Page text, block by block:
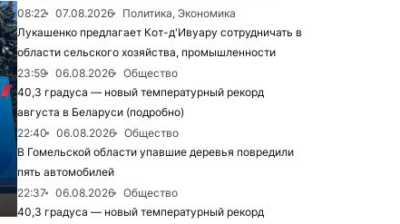
08:22
07.08.2026
Политика, Экономика
Лукашенко предлагает Кот-д'Ивуару сотрудничать в
области сельского хозяйства, промышленности
23:59
06.08.2026
Общество
40,3 градуса — новый температурный рекорд
августа в Беларуси (подробно)
22:40
06.08.2026
Общество
В Гомельской области упавшие деревья повредили
пять автомобилей
22:37
06.08.2026
Общество
40,3 градуса — новый температурный рекорд